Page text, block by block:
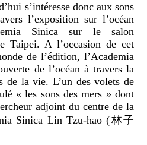
s’intéresse donc aux sons
l’exposition sur l’océan
Sinica sur le salon
Taipei. A l’occasion de cet
de l’édition, l’Academia
de l’océan à travers la
de la vie. L’un des volets de
« les sons des mers » dont
adjoint du centre de la
Sinica Lin Tzu-hao (林子